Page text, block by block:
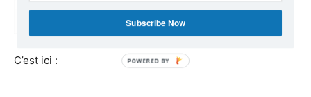
C’est ici :
Subscribe Now